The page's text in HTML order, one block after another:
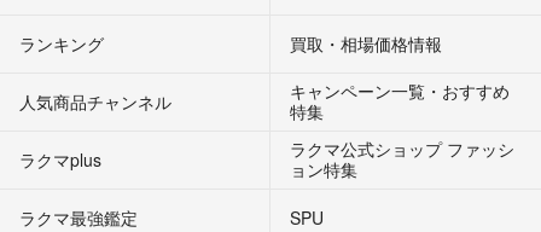
ランキング 買取・相場価格情報
人気商品チャンネル
キャンペーン一覧・おすすめ
特集
ラクマplus
ラクマ公式ショップ ファッシ
ョン特集
ラクマ最強鑑定
SPU